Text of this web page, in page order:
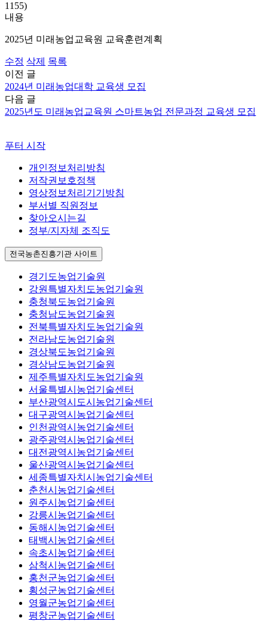
1155)
내용
2025년 미래농업교육원 교육훈련계획
수정 삭제 목록
이전 글
2024년 미래농업대학 교육생 모집
다음 글
2025년도 미래농업교육원 스마트농업 전문과정 교육생 모집
푸터 시작
개인정보처리방침
저작권보호정책
영상정보처리기기방침
부서별 직원정보
찾아오시는길
정부/지자체 조직도
전국농촌진흥기관 사이트
경기도농업기술원
강원특별자치도농업기술원
충청북도농업기술원
충청남도농업기술원
전북특별자치도농업기술원
전라남도농업기술원
경상북도농업기술원
경상남도농업기술원
제주특별자치도농업기술원
서울특별시농업기술센터
부산광역시도시농업기술센터
대구광역시농업기술센터
인천광역시농업기술센터
광주광역시농업기술센터
대전광역시농업기술센터
울산광역시농업기술센터
세종특별자치시농업기술센터
춘천시농업기술센터
원주시농업기술센터
강릉시농업기술센터
동해시농업기술센터
태백시농업기술센터
속초시농업기술센터
삼척시농업기술센터
홍천군농업기술센터
횡성군농업기술센터
영월군농업기술센터
평창군농업기술센터